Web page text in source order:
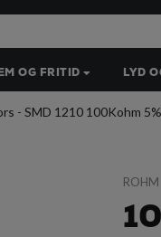
OG FRITID LYD
- SMD 1210 100Kohm
ROHM